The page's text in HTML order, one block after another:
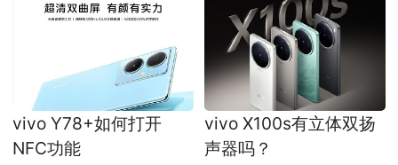
vivo Y78+如何打开
NFC功能
vivo X100s有立体双扬
声器吗？